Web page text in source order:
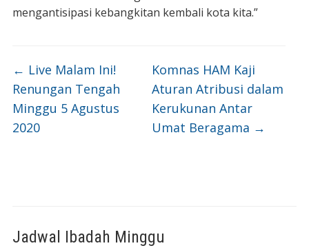
mengantisipasi kebangkitan kembali kota kita.”
← Live Malam Ini!
Renungan Tengah
Minggu 5 Agustus
2020
Komnas HAM Kaji
Aturan Atribusi dalam
Kerukunan Antar
Umat Beragama →
Jadwal Ibadah Minggu